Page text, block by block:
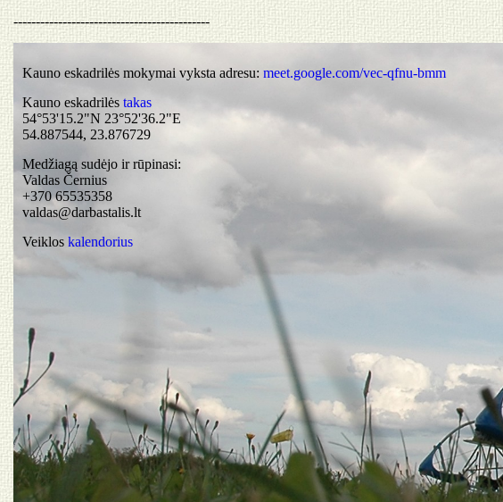
--------------------------------------------
Kauno eskadrilės mokymai vyksta adresu: meet.google.com/vec-qfnu-bmm
Kauno eskadrilės takas
54°53'15.2"N 23°52'36.2"E
54.887544, 23.876729
Medžiagą sudėjo ir rūpinasi:
Valdas Černius
+370 65535358
valdas@darbastalis.lt
Veiklos kalendorius